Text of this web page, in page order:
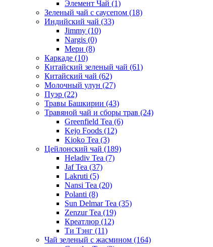
Элемент Чай (1)
Зеленый чай с саусепом (18)
Индийский чай (33)
Jimmy (10)
Nargis (0)
Мери (8)
Каркаде (10)
Китайский зеленый чай (61)
Китайский чай (62)
Молочный улун (27)
Пуэр (22)
Травы Башкирии (43)
Травяной чай и сборы трав (24)
Greenfield Tea (6)
Kejo Foods (12)
Kioko Tea (3)
Цейлонский чай (189)
Heladiv Tea (7)
Jaf Tea (37)
Lakruti (5)
Nansi Tea (20)
Polanti (8)
Sun Delmar Tea (35)
Zenzur Tea (19)
Креатлюр (12)
Ти Тэнг (11)
Чай зеленый с жасмином (164)